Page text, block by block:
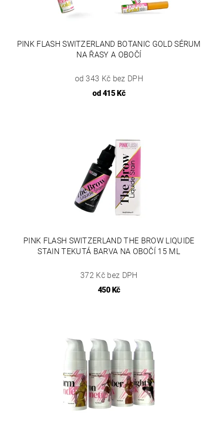
PINK FLASH SWITZERLAND BOTANIC GOLD SÉRUM
NA ŘASY A OBOČÍ
od 343 Kč bez DPH
od415 Kč
PINK FLASH SWITZERLAND THE BROW LIQUIDE
STAIN TEKUTÁ BARVA NA OBOČÍ 15 ML
372 Kč bez DPH
450 Kč